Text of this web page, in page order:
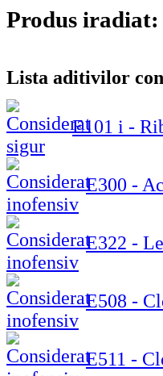
Produs iradiat:
Lista aditivilor
E101 i -
E300 -
E322 -
E508 -
E511 -